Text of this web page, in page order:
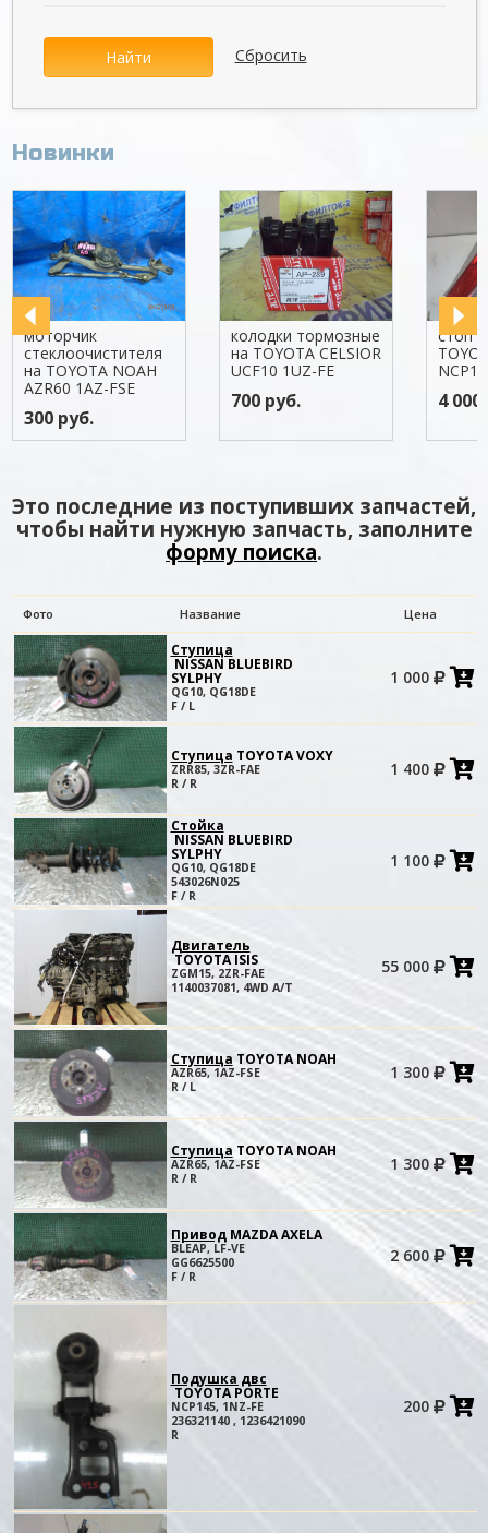
Найти Сбросить
Новинки
моторчик
стеклоочистителя
на TOYOTA NOAH
AZR60 1AZ-FSE
300 руб.
колодки тормозные
на TOYOTA CELSIOR
UCF10 1UZ-FE
700 руб.
стоп
4 000
Это последние из поступивших запчастей,
чтобы найти нужную запчасть, заполните
форму поиска.
Фото Название Цена
Ступица
NISSAN BLUEBIRD
SYLPHY
QG10, QG18DE
F / L
1 000
Ступица TOYOTA VOXY
ZRR85, 3ZR-FAE
R / R
1 400
Стойка
NISSAN BLUEBIRD
SYLPHY
QG10, QG18DE
543026N025
F / R
1 100
Двигатель
TOYOTA ISIS
ZGM15, 2ZR-FAE
1140037081, 4WD A/T
55 000
Ступица TOYOTA NOAH
AZR65, 1AZ-FSE
R / L
1 300 в
Ступица TOYOTA NOAH
AZR65, 1AZ-FSE
R / R
1 300 в
ПриводMAZDA AXELA
BLEAP, LF-VE
GG6625500
F / R
2 600 в
Подушка двс
TOYOTA PORTE
NCP145, 1NZ-FE
236321140 , 1236421090
R
200